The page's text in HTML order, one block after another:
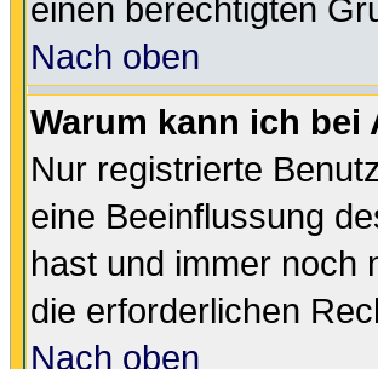
einen berechtigten
Nach oben
Warum kann ich
Nur registrierte
eine Beeinflussung
hast und immer noch
die erforderlichen
Nach oben